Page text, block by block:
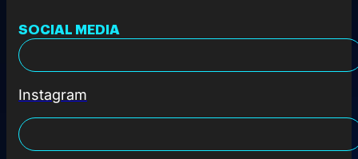
SOCIAL MEDIA
Instagram